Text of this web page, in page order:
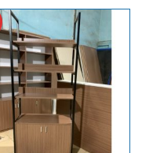
250,000₫.